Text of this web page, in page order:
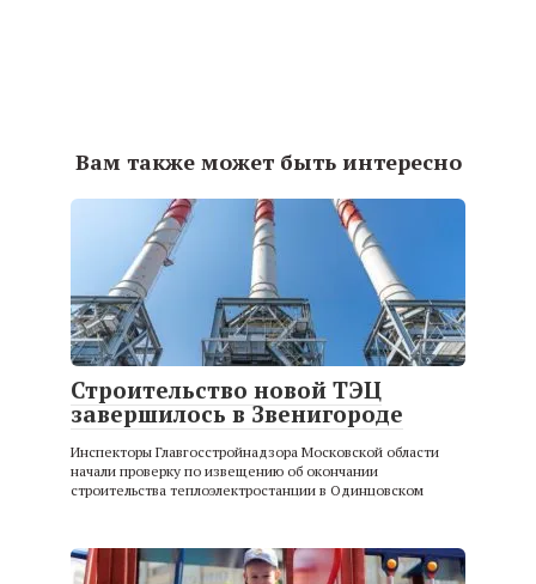
Вам также может быть интересно
Строительство новой ТЭЦ
завершилось в Звенигороде
Инспекторы Главгосстройнадзора Московской области
начали проверку по извещению об окончании
строительства теплоэлектростанции в Одинцовском